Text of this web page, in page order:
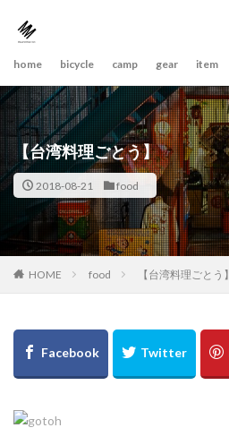
home bicycle camp gear item
【台湾料理ごとう】
2018-08-21 food
HOME food 【台湾料理ごとう】